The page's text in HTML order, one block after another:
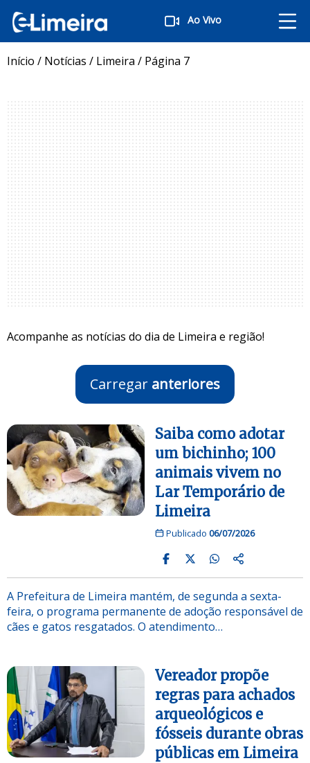
Ao Vivo
Início / Notícias / Limeira / Página 7
Acompanhe as notícias do dia de Limeira e região!
Carregar anteriores
Saiba como adotar
um bichinho; 100
animais vivem no
Lar Temporário de
Limeira
Publicado 06/07/2026
A Prefeitura de Limeira mantém, de segunda a sexta-
feira, o programa permanente de adoção responsável de
cães e gatos resgatados. O atendimento…
Vereador propõe
regras para achados
arqueológicos e
fósseis durante obras
públicas em Limeira